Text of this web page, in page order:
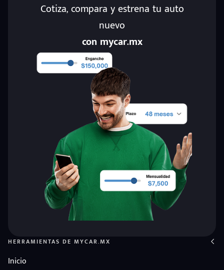
Cotiza, compara y estrena tu auto
nuevo
con mycar.mx
HERRAMIENTAS DE MYCAR.MX
Inicio